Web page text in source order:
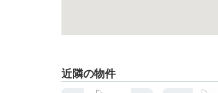
近隣の物件